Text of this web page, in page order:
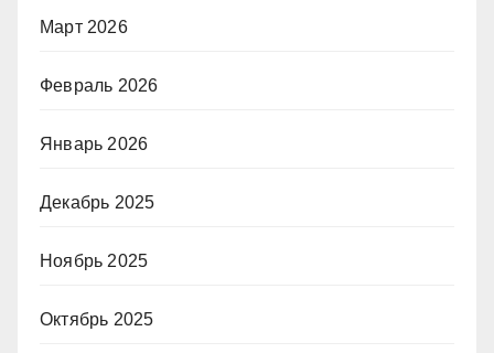
Март 2026
Февраль 2026
Январь 2026
Декабрь 2025
Ноябрь 2025
Октябрь 2025